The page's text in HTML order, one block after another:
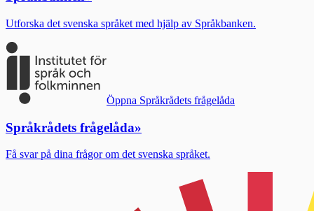
Utforska det svenska språket med hjälp av Språkbanken.
Öppna Språkrådets frågelåda
Språkrådets frågelåda»
Få svar på dina frågor om det svenska språket.